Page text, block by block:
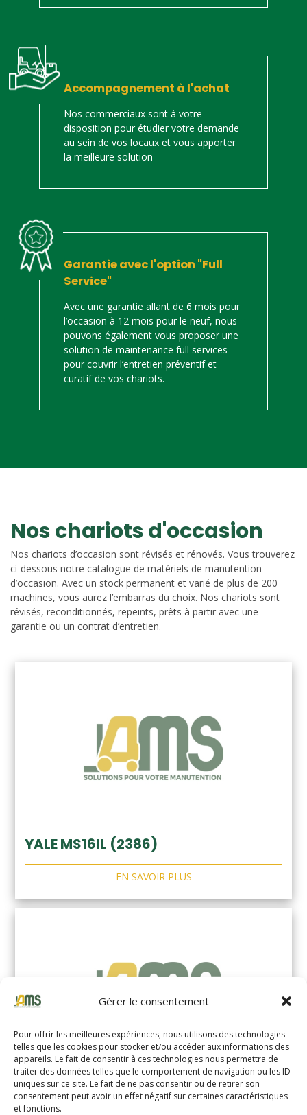
Gérer le consentement
Pour offrir les meilleures expériences, nous utilisons des technologies
telles que les cookies pour stocker et/ou accéder aux informations des
appareils. Le fait de consentir à ces technologies nous permettra de
traiter des données telles que le comportement de navigation ou les ID
uniques sur ce site. Le fait de ne pas consentir ou de retirer son
consentement peut avoir un effet négatif sur certaines caractéristiques
et fonctions.
Accompagnement à l'achat
Nos commerciaux sont à votre
disposition pour étudier votre demande
au sein de vos locaux et vous apporter
la meilleure solution
Garantie avec l'option "Full
Service"
Avec une garantie allant de 6 mois pour
l’occasion à 12 mois pour le neuf, nous
pouvons également vous proposer une
solution de maintenance full services
pour couvrir l’entretien préventif et
curatif de vos chariots.
Nos chariots d'occasion
Nos chariots d’occasion sont révisés et rénovés. Vous trouverez
ci-dessous notre catalogue de matériels de manutention
d’occasion. Avec un stock permanent et varié de plus de 200
machines, vous aurez l’embarras du choix. Nos chariots sont
révisés, reconditionnés, repeints, prêts à partir avec une
garantie ou un contrat d’entretien.
YALE MS16IL (2386)
EN SAVOIR PLUS
YALE MS14XIL (2510)